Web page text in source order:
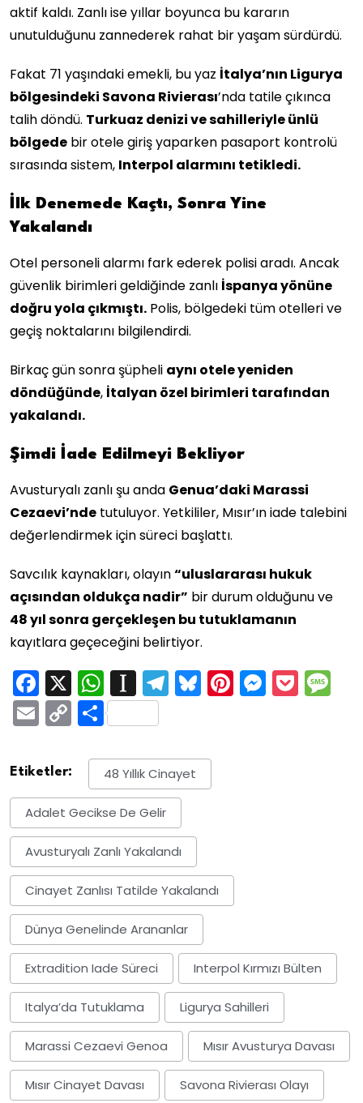
aktif kaldı. Zanlı ise yıllar boyunca bu kararın
unutulduğunu zannederek rahat bir yaşam sürdürdü.
Fakat 71 yaşındaki emekli, bu yaz İtalya’nın Ligurya
bölgesindeki Savona Rivierası’nda tatile çıkınca
talih döndü. Turkuaz denizi ve sahilleriyle ünlü
bölgede bir otele giriş yaparken pasaport kontrolü
sırasında sistem, Interpol alarmını tetikledi.
İlk Denemede Kaçtı, Sonra Yine
Yakalandı
Otel personeli alarmı fark ederek polisi aradı. Ancak
güvenlik birimleri geldiğinde zanlı İspanya yönüne
doğru yola çıkmıştı. Polis, bölgedeki tüm otelleri ve
geçiş noktalarını bilgilendirdi.
Birkaç gün sonra şüpheli aynı otele yeniden
döndüğünde, İtalyan özel birimleri tarafından
yakalandı.
Şimdi İade Edilmeyi Bekliyor
Avusturyalı zanlı şu anda Genua’daki Marassi
Cezaevi’nde tutuluyor. Yetkililer, Mısır’ın iade talebini
değerlendirmek için süreci başlattı.
Savcılık kaynakları, olayın“uluslararası hukuk
açısından oldukça nadir” bir durum olduğunu ve
48 yıl sonra gerçekleşen bu tutuklamanın
kayıtlara geçeceğini belirtiyor.
Facebook
X WhatsApp
Instapaper
Telegram
Bluesky
Pinterest
EmailCopy
Link
Share
Etiketler: 48 Yıllık Cinayet
Adalet Gecikse De Gelir
Avusturyalı Zanlı Yakalandı
Cinayet Zanlısı Tatilde Yakalandı
Dünya Genelinde Arananlar
Extradition Iade Süreci Interpol Kırmızı Bülten
Italya’da Tutuklama Ligurya Sahilleri
Marassi Cezaevi Genoa Mısır Avusturya Davası
Mısır Cinayet Davası Savona Rivierası Olayı